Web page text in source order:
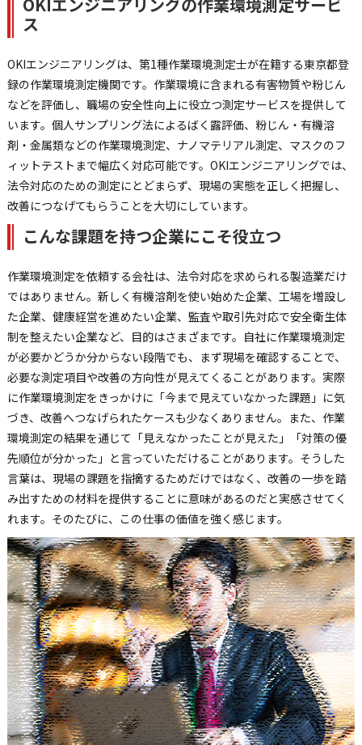
ス
OKIエンジニアリングは、第1種作業環境測定士が在籍する東京都登
録の作業環境測定機関です。作業環境に含まれる有害物質や粉じん
などを評価し、職場の安全性向上に役立つ測定サービスを提供して
います。個人サンプリング法によるばく露評価、粉じん・有機溶
剤・金属類などの作業環境測定、ナノマテリアル測定、マスクのフ
ィットテストまで幅広く対応可能です。OKIエンジニアリングでは、
法令対応のための測定にとどまらず、現場の実態を正しく把握し、
改善につなげてもらうことを大切にしています。
こんな課題を持つ企業にこそ役立つ
作業環境測定を依頼する会社は、法令対応を求められる製造業だけ
ではありません。新しく有機溶剤を使い始めた企業、工場を増設し
た企業、健康経営を進めたい企業、監査や取引先対応で安全衛生体
制を整えたい企業など、目的はさまざまです。自社に作業環境測定
が必要かどうか分からない段階でも、まず現場を確認することで、
必要な測定項目や改善の方向性が見えてくることがあります。実際
に作業環境測定をきっかけに「今まで見えていなかった課題」に気
づき、改善へつなげられたケースも少なくありません。また、作業
環境測定の結果を通じて「見えなかったことが見えた」「対策の優
先順位が分かった」と言っていただけることがあります。そうした
言葉は、現場の課題を指摘するためだけではなく、改善の一歩を踏
み出すための材料を提供することに意味があるのだと実感させてく
れます。そのたびに、この仕事の価値を強く感じます。